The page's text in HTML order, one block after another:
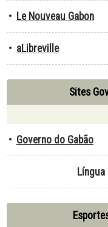
• Le Nouveau Gabon
• aLibreville
Sites
• Governo do Gabão
Língua